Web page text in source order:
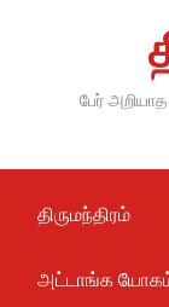
பேர்
திருமந்திரம்
அட்டாங்க